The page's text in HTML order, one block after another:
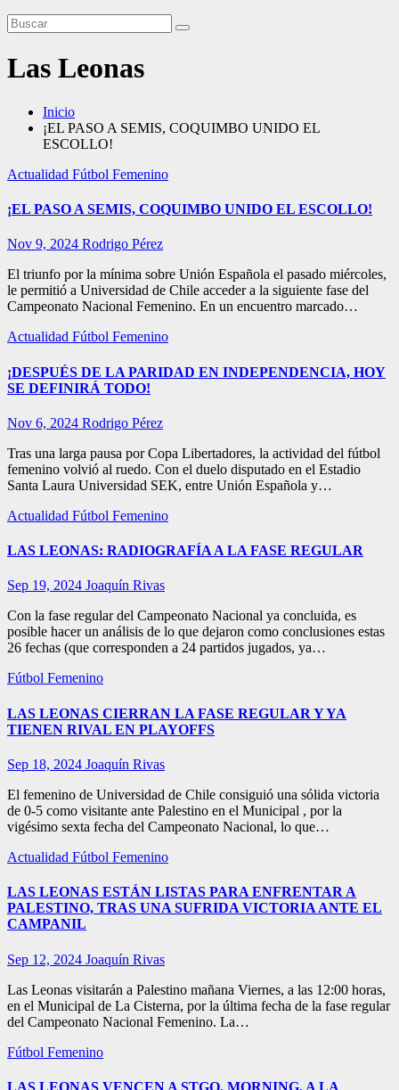
Las Leonas
Inicio
¡EL PASO A SEMIS, COQUIMBO UNIDO EL
ESCOLLO!
Actualidad Fútbol Femenino
¡EL PASO A SEMIS, COQUIMBO UNIDO EL ESCOLLO!
Nov 9, 2024 Rodrigo Pérez
El triunfo por la mínima sobre Unión Española el pasado miércoles,
le permitió a Universidad de Chile acceder a la siguiente fase del
Campeonato Nacional Femenino. En un encuentro marcado…
Actualidad Fútbol Femenino
¡DESPUÉS DE LA PARIDAD EN INDEPENDENCIA, HOY
SE DEFINIRÁ TODO!
Nov 6, 2024 Rodrigo Pérez
Tras una larga pausa por Copa Libertadores, la actividad del fútbol
femenino volvió al ruedo. Con el duelo disputado en el Estadio
Santa Laura Universidad SEK, entre Unión Española y…
Actualidad Fútbol Femenino
LAS LEONAS: RADIOGRAFÍA A LA FASE REGULAR
Sep 19, 2024 Joaquín Rivas
Con la fase regular del Campeonato Nacional ya concluida, es
posible hacer un análisis de lo que dejaron como conclusiones estas
26 fechas (que corresponden a 24 partidos jugados, ya…
Fútbol Femenino
LAS LEONAS CIERRAN LA FASE REGULAR Y YA
TIENEN RIVAL EN PLAYOFFS
Sep 18, 2024 Joaquín Rivas
El femenino de Universidad de Chile consiguió una sólida victoria
de 0-5 como visitante ante Palestino en el Municipal , por la
vigésimo sexta fecha del Campeonato Nacional, lo que…
Actualidad Fútbol Femenino
LAS LEONAS ESTÁN LISTAS PARA ENFRENTAR A
PALESTINO, TRAS UNA SUFRIDA VICTORIA ANTE EL
CAMPANIL
Sep 12, 2024 Joaquín Rivas
Las Leonas visitarán a Palestino mañana Viernes, a las 12:00 horas,
en el Municipal de La Cisterna, por la última fecha de la fase regular
del Campeonato Nacional Femenino. La…
Fútbol Femenino
LAS LEONAS VENCEN A STGO. MORNING, A LA